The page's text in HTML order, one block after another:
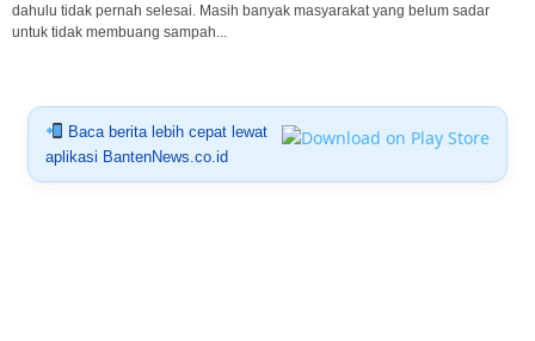
dahulu tidak pernah selesai. Masih banyak masyarakat yang belum sadar
untuk tidak membuang sampah...
Baca berita lebih cepat lewat
aplikasi BantenNews.co.id